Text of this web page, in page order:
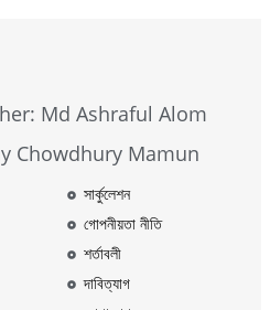
Md Ashraful Alom
Chowdhury Mamun
সার্কুলেশন
গোপনীয়তা নীতি
শর্তাবলী
দাবিত্যাগ